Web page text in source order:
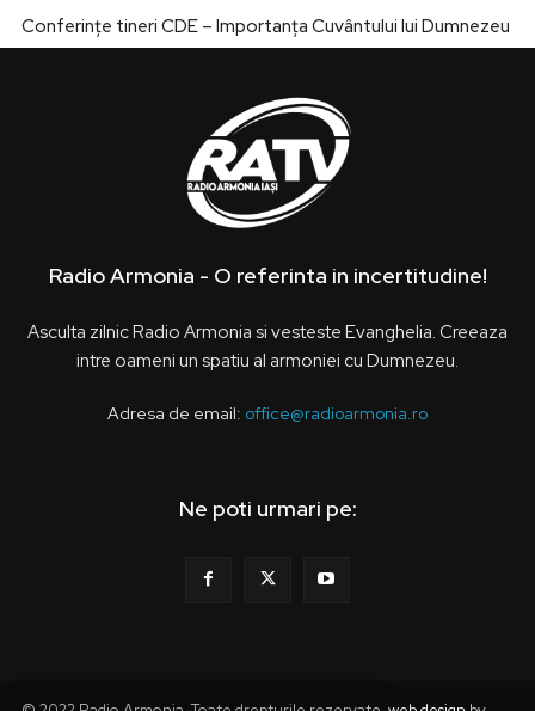
Conferințe tineri CDE – Importanța Cuvântului lui Dumnezeu
Radio Armonia - O referinta in incertitudine!
Asculta zilnic Radio Armonia si vesteste Evanghelia. Creeaza
intre oameni un spatiu al armoniei cu Dumnezeu.
Adresa de email: office@radioarmonia.ro
Ne poti urmari pe: